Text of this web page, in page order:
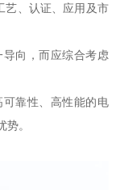
艺、认证、应用及市
向，而应综合考虑
靠性、高性能的电
。